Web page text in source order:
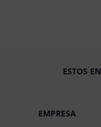
ESTOS
EMPRESA